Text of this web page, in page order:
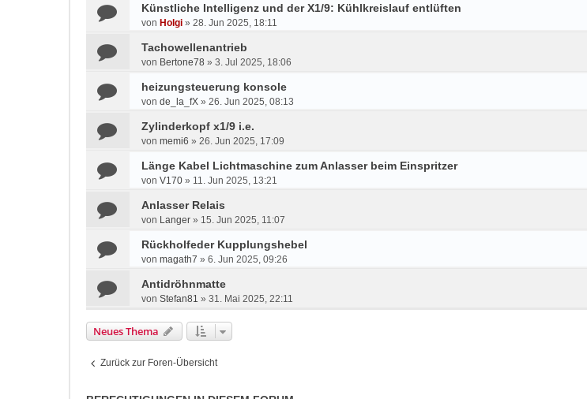
Künstliche Intelligenz und der X1/9: Kühlkreislauf entlüften
von Holgi » 28. Jun 2025, 18:11
Tachowellenantrieb
von Bertone78 » 3. Jul 2025, 18:06
heizungsteuerung konsole
von de_la_fX » 26. Jun 2025, 08:13
Zylinderkopf x1/9 i.e.
von memi6 » 26. Jun 2025, 17:09
Länge Kabel Lichtmaschine zum Anlasser beim Einspritzer
von V170 » 11. Jun 2025, 13:21
Anlasser Relais
von Langer » 15. Jun 2025, 11:07
Rückholfeder Kupplungshebel
von magath7 » 6. Jun 2025, 09:26
Antidröhnmatte
von Stefan81 » 31. Mai 2025, 22:11
Neues Thema
Zurück zur Foren-Übersicht